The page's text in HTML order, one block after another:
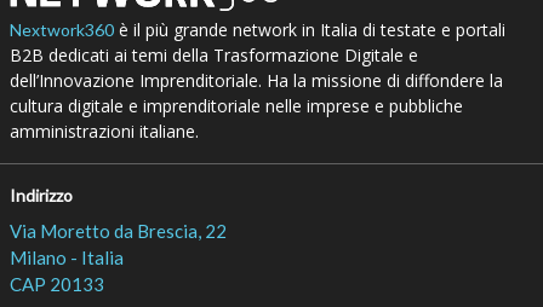
Nextwork360è il più grande network in Italia di testate e portali
B2B dedicati ai temi della Trasformazione Digitale e
dell’Innovazione Imprenditoriale. Ha la missione di diffondere la
cultura digitale e imprenditoriale nelle imprese e pubbliche
amministrazioni italiane.
Indirizzo
Via Moretto da Brescia, 22
Milano - Italia
CAP 20133